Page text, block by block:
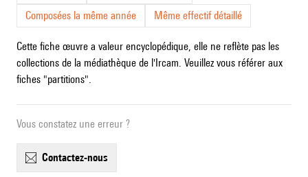
Composées la même année
Même effectif détaillé
Cette fiche œuvre a valeur encyclopédique, elle ne reflète pas les
collections de la médiathèque de l'Ircam. Veuillez vous référer aux
fiches "partitions".
Vous constatez une erreur ?
contactez-nous